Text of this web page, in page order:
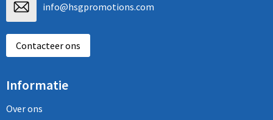
info@hsgpromotions.com
Contacteer ons
Informatie
Over ons